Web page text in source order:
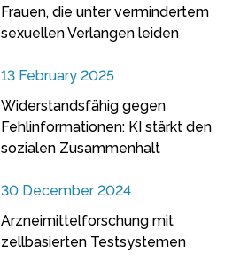
Frauen, die unter vermindertem
sexuellen Verlangen leiden
13 February 2025
Widerstandsfähig gegen
Fehlinformationen: KI stärkt den
sozialen Zusammenhalt
30 December 2024
Arzneimittelforschung mit
zellbasierten Testsystemen